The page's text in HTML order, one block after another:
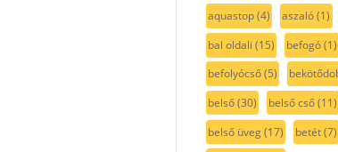
aquastop(4) aszaló(1)
bal oldali (15) befogó(1)
befolyócső(5)
belső(30) belső cső(11)
belső üveg(17) betét(7)